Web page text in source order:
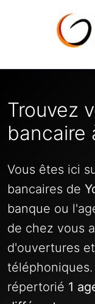
Trouvez
bancaire
Vous êtes ici
bancaires de
banque ou
de chez vous
d'ouvertures
téléphoniques.
répertorié 1